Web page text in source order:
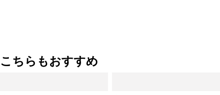
こちらもおすすめ